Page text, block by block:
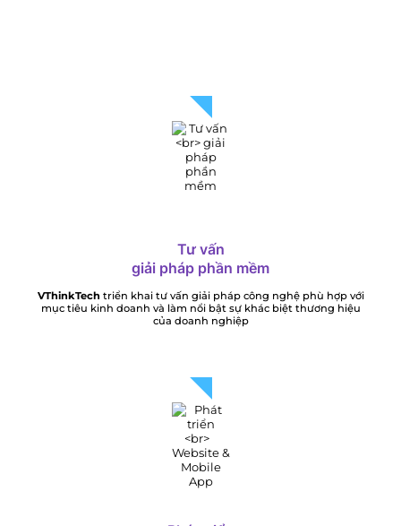
Tư vấn
giải pháp phần mềm
VThinkTech triển khai tư vấn giải pháp công nghệ phù hợp với
mục tiêu kinh doanh và làm nổi bật sự khác biệt thương hiệu
của doanh nghiệp